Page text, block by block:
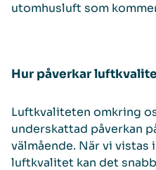
utomhusluft som
Hur påverkar
Luftkvaliteten omkring
underskattad påverkan
välmående. När vi vistas
luftkvalitet kan det